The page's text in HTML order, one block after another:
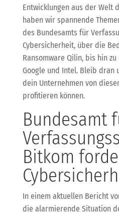
Entwicklungen aus der Welt
haben wir spannende
des Bundesamts für
Cybersicherheit, über die
Ransomware Qilin, bis hin
Google und Intel. Bleib dran
dein Unternehmen von
profitieren können.
Bundesamt
Bitkom
In einem aktuellen Bericht
die alarmierende Situation